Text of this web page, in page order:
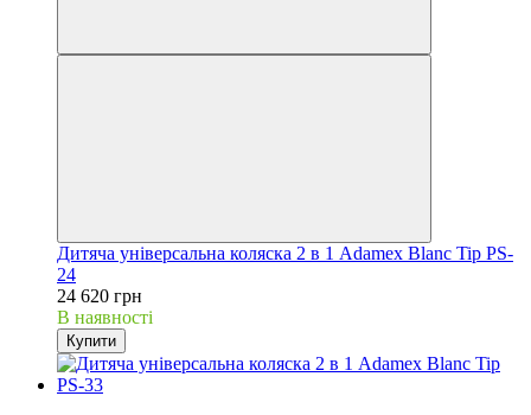
Дитяча універсальна коляска 2 в 1 Adamex Blanc Tip PS-
24
24 620 грн
В наявності
Купити